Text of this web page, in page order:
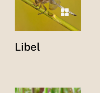
Libel